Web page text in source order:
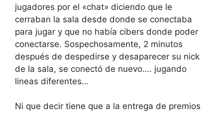
jugadores por el «chat» diciendo que le
cerraban la sala desde donde se conectaba
para jugar y que no había cibers donde poder
conectarse. Sospechosamente, 2 minutos
después de despedirse y desaparecer su nick
de la sala, se conectó de nuevo…. jugando
lineas diferentes…
Ni que decir tiene que a la entrega de premios